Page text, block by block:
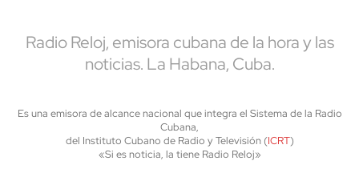
Radio Reloj, emisora cubana de la hora y las
noticias. La Habana, Cuba.
Es una emisora de alcance nacional que integra el Sistema de la Radio
Cubana,
del Instituto Cubano de Radio y Televisión (ICRT)
«Si es noticia, la tiene Radio Reloj»